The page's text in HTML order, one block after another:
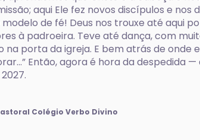
aqui Ele fez novos discípulos e nos
de fé! Deus nos trouxe até aqui
à padroeira. Teve até dança, com
na porta da igreja. E bem atrás de onde
Então, agora é hora da despedida
Colégio Verbo Divino